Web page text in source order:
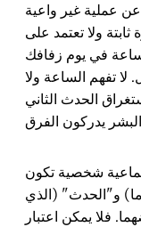
عملية غير واعية
ولا تعتمد على
في يوم زفافك
تفهم الساعة ولا
الحدث الثاني
شخصية تكون
و"الحدث" (الذي
فلا يمكن اعتبار